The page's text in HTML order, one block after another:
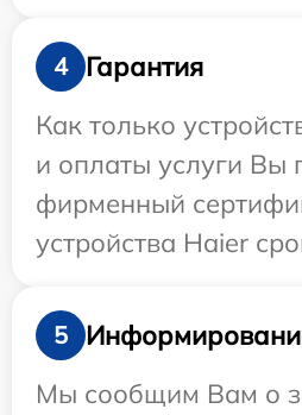
4
Гарантия
Как только
и оплаты услуги Вы
фирменный
устройства Haier
5
Мы сообщим Вам о